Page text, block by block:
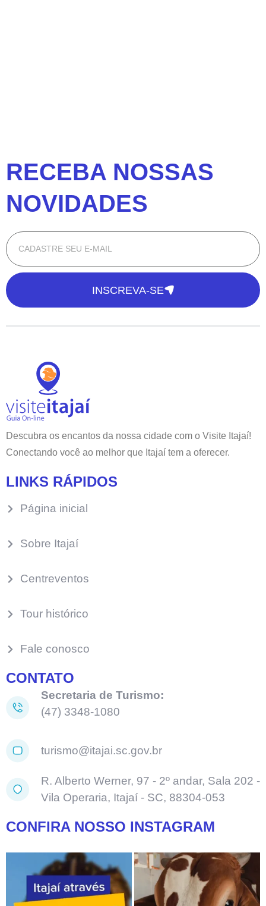
RECEBA NOSSAS
NOVIDADES
INSCREVA-SE
Descubra os encantos da nossa cidade com o Visite Itajaí!
Conectando você ao melhor que Itajaí tem a oferecer.
LINKS RÁPIDOS
Página inicial
Sobre Itajaí
Centreventos
Tour histórico
Fale conosco
CONTATO
Secretaria de Turismo:
(47) 3348-1080
turismo@itajai.sc.gov.br
R. Alberto Werner, 97 - 2º andar, Sala 202 -
Vila Operaria, Itajaí - SC, 88304-053
CONFIRA NOSSO INSTAGRAM